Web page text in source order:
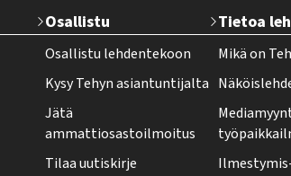
Osallistu
Osallistu lehdentekoon
Kysy Tehyn asiantuntijalta
Jätä
ammattiosastoilmoitus
Tilaa uutiskirje
Tietoa
Mikä on